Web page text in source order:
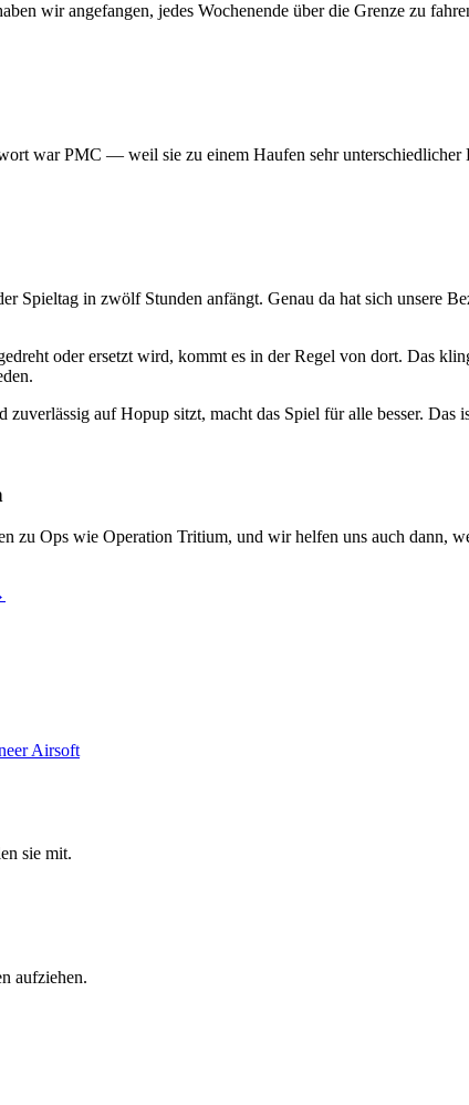
wir angefangen, jedes Wochenende über die Grenze zu
war PMC — weil sie zu einem Haufen sehr unterschiedlicher
Spieltag in zwölf Stunden anfängt. Genau da hat sich unsere
oder ersetzt wird, kommt es in der Regel von dort. Das
auf Hopup sitzt, macht das Spiel für alle besser. Das
zu Ops wie Operation Tritium, und wir helfen uns auch dann,
sie mit.
aufziehen.